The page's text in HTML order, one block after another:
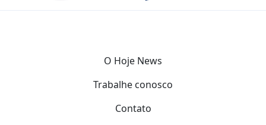
O Hoje News
Trabalhe conosco
Contato